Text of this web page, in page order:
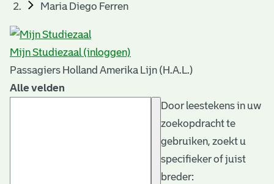
Maria Diego Ferren
Mijn Studiezaal (inloggen)
Passagiers Holland Amerika Lijn (H.A.L.)
Alle velden
Door leestekens in uw
zoekopdracht te
gebruiken, zoekt u
specifieker of juist
breder: